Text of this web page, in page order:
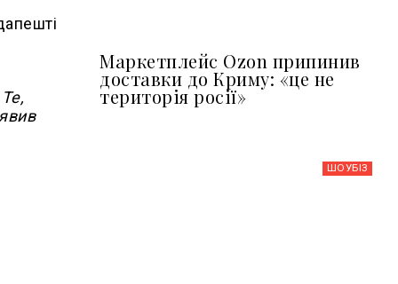
Маркетплейс Ozon припинив
доставки до Криму: «це не
територія росії»
ШОУБIЗ